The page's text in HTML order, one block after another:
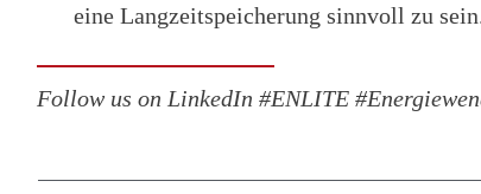
eine Langzeitspeicherung sinnvoll zu
Follow us on LinkedIn #ENLITE